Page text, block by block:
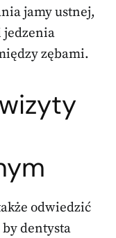
jamy ustnej,
jedzenia
zębami.
odwiedzić
dentysta